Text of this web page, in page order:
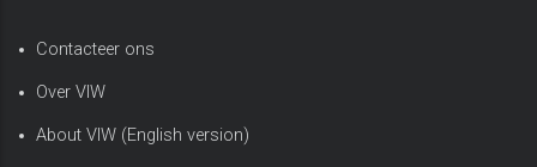
Contacteer ons
Over VIW
About VIW (English version)